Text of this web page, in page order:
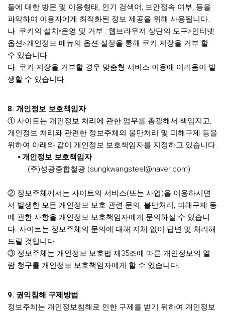
들에 대한 방문 및 이용형태, 인기 검색어, 보안접속 여부, 등을
파악하여 이용자에게 최적화된 정보 제공을 위해 사용됩니다.
나. 쿠키의 설치•운영 및 거부 : 웹브라우저 상단의 도구>인터넷
옵션>개인정보 메뉴의 옵션 설정을 통해 쿠키 저장을 거부 할
수 있습니다.
다. 쿠키 저장을 거부할 경우 맞춤형 서비스 이용에 어려움이 발
생할 수 있습니다.
8. 개인정보 보호책임자
① 사이트는 개인정보 처리에 관한 업무를 총괄해서 책임지고,
개인정보 처리와 관련한 정보주체의 불만처리 및 피해구제 등을
위하여 아래와 같이 개인정보 보호책임자를 지정하고 있습니다.
⦁ 개인정보 보호책임자
(주)성광종합철광 (sungkwangsteel@naver.com)
② 정보주체께서는 사이트의 서비스(또는 사업)을 이용하시면
서 발생한 모든 개인정보 보호 관련 문의, 불만처리, 피해구제 등
에 관한 사항을 개인정보 보호책임자에게 문의하실 수 있습니
다. 사이트는 정보주체의 문의에 대해 지체 없이 답변 및 처리해
드릴 것입니다
③ 정보주체는 개인정보 보호법 제35조에 따른 개인정보의 열
람 청구를 개인정보 보호책임자에게 할 수 있습니다.
9. 권익침해 구제방법
정보주체는 개인정보침해로 인한 구제를 받기 위하여 개인정보